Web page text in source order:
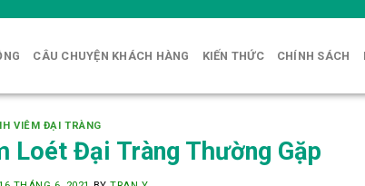
CÂU CHUYỆN KHÁCH HÀNG KIẾN THỨC CHÍNH SÁCH
VIÊM ĐẠI TRÀNG
Loét Đại Tràng Thường Gặp